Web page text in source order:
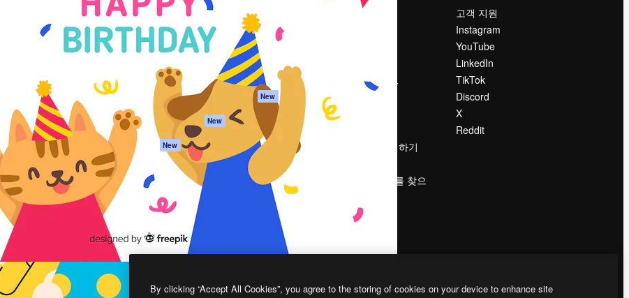
이끌어내는 크리에이티브
터, 엔터프라이즈, 에이전시,
르는 100만 명 이상의 구독
Spaces
AI 어시스턴트
AI 이미지 생성기
AI 동영상 생성기
AI 텍스트 음성 변환
스톡 콘텐츠
Claude/ChatGPT
용 MCP
New
Agents New
API
모바일 앱
모든 Magnific 툴
Academy
문서
지원
이용 약관
개인정보 보호 정책
원본
New
쿠키 정책
Trust Center
제휴 파트너
비지니스
가격
검색 트렌드
콘텐츠 판매하기
magnific.ai를 찾으
고객 지원
Instagram
YouTube
LinkedIn
TikTok
Discord
X
Reddit
2026 Freepik Company S.L.U. 모든 권리는 보호 받습니다
By clicking “Accept All Cookies”, you agree to the storing of cookies on your device to enhance site